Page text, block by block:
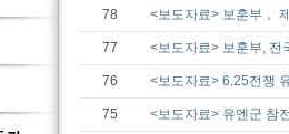
78 <보도자료> 보훈부，
77 <보도자료> 보훈부,
76 <보도자료> 6.25전쟁
75 <보도자료> 유엔군 참